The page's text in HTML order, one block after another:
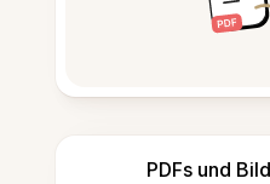
PDFs und